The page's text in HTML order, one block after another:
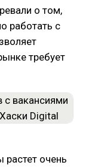
о том,
работать с
требует
растет очень